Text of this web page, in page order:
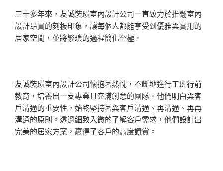
三十多年來，友誠裝璜室內設計公司一直致力於推翻室內
設計昂貴的刻板印象，讓每個人都能享受到優雅與實用的
居家空間，並將繁瑣的過程簡化至極。
友誠裝璜室內設計公司懷抱著熱忱，不斷地進行工班行前
教育，培養出一支專業且充滿創意的團隊。他們明白與客
戶溝通的重要性，始終堅持著與客戶溝通、再溝通、再再
溝通的原則。透過細致入微的了解客戶需求，他們設計出
完美的居家方案，贏得了客戶的高度讚賞。